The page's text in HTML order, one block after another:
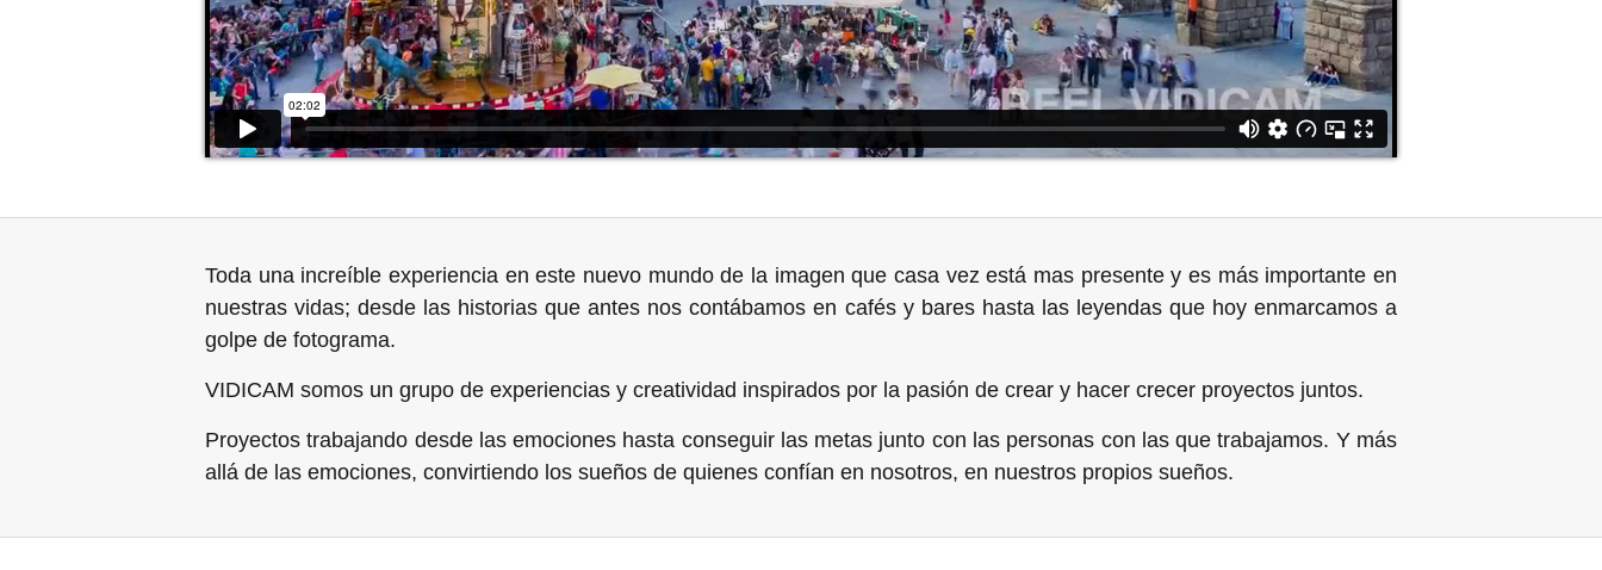
Toda una increíble experiencia en este nuevo mundo de la imagen que casa vez está mas presente y es más importante en
nuestras vidas; desde las historias que antes nos contábamos en cafés y bares hasta las leyendas que hoy enmarcamos a
golpe de fotograma.
VIDICAM somos un grupo de experiencias y creatividad inspirados por la pasión de crear y hacer crecer proyectos juntos.
Proyectos trabajando desde las emociones hasta conseguir las metas junto con las personas con las que trabajamos. Y más
allá de las emociones, convirtiendo los sueños de quienes confían en nosotros, en nuestros propios sueños.